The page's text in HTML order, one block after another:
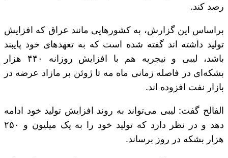
رصد کند.
براساس این گزارش، به کشورهایی مانند عراق که افزایش
تولید داشته اند گفته شده است که به تعهدهای خود پایبند
باشد، لیبی و نیجریه هم با افزایش روزانه ۴۴۰ هزار
بشکه‌ای در فاصله زمانی ماه مه تا ژوئن بر مازاد عرضه در
بازار نفت افزوده اند.
الفالح گفت: لیبی می‌تواند به روند افزایش تولید خود ادامه
دهد و در نظر دارد که تولید خود را به یک میلیون و ۲۵۰
هزار بشکه در روز برساند.